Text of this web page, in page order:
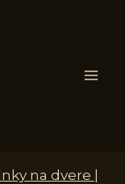
na dvere |